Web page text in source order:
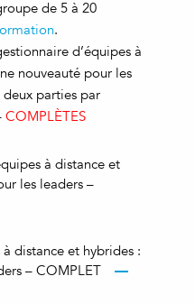
de 5 à 20
.
d’équipes à
nouveauté pour les
deux parties par
COMPLÈTES
à distance et
les leaders –
distance et hybrides :
– COMPLET